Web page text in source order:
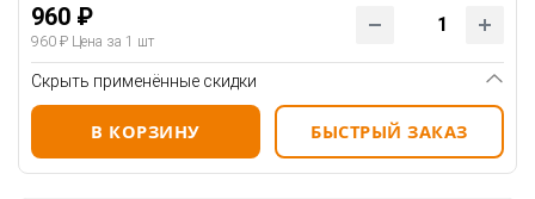
960 ₽
960 ₽ Цена за 1 шт
Скрыть применённые скидки
В КОРЗИНУ БЫСТРЫЙ ЗАКАЗ